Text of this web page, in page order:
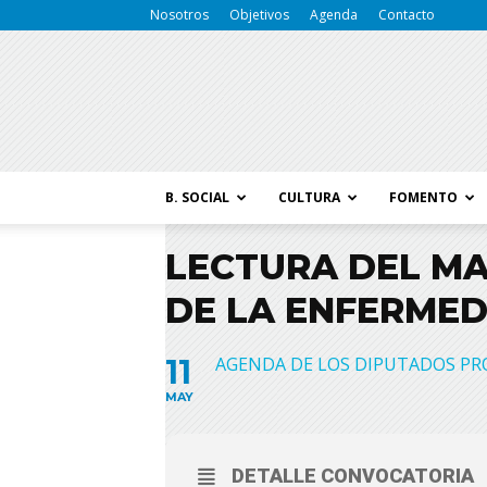
Nosotros Objetivos Agenda Contacto
B. SOCIAL CULTURA FOMENTO
LECTURA DEL
DE LA
11
MAY
AGENDA DE LOS DIPUTADOS
DETALLE CONVOCATORIA